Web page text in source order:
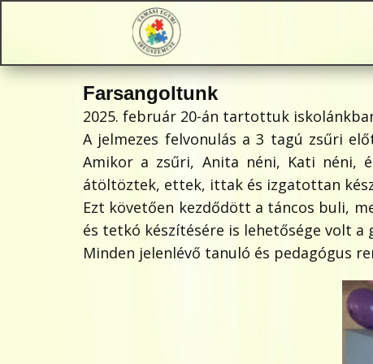
Farsangoltunk
2025. február 20-án tartottuk
A jelmezes felvonulás a 3 tagú zsűri
Amikor a zsűri, Anita néni, Kati néni,
átöltöztek, ettek, ittak és izgatottan
Ezt követően kezdődött a táncos buli,
és tetkó készítésére is lehetősége volt a
Minden jelenlévő tanuló és pedagógus